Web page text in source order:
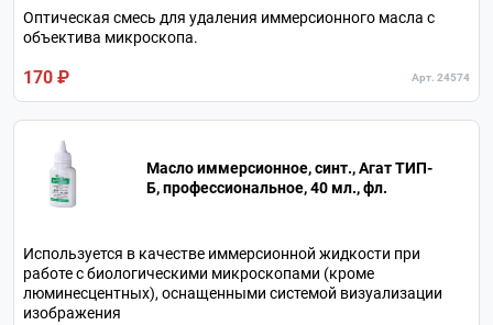
Оптическая смесь для удаления иммерсионного масла с
объектива микроскопа.
170 ₽ Арт. 24574
Масло иммерсионное, синт., Агат ТИП-
Б, профессиональное, 40 мл., фл.
Используется в качестве иммерсионной жидкости при
работе с биологическими микроскопами (кроме
люминесцентных), оснащенными системой визуализации
изображения